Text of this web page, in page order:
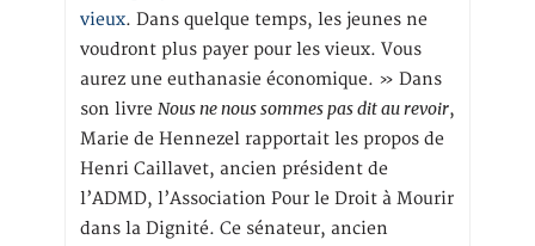
vieux. Dans quelque temps, les jeunes ne
voudront plus payer pour les vieux. Vous
aurez une euthanasie économique. » Dans
son livre Nous ne nous sommes pas dit au revoir,
Marie de Hennezel rapportait les propos de
Henri Caillavet, ancien président de
l’ADMD, l’Association Pour le Droit à Mourir
dans la Dignité. Ce sénateur, ancien